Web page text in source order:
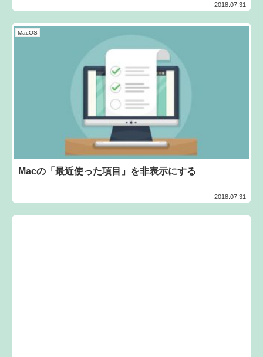
2018.07.31
MacOS
Macの「最近使った項目」を非表示にする
2018.07.31